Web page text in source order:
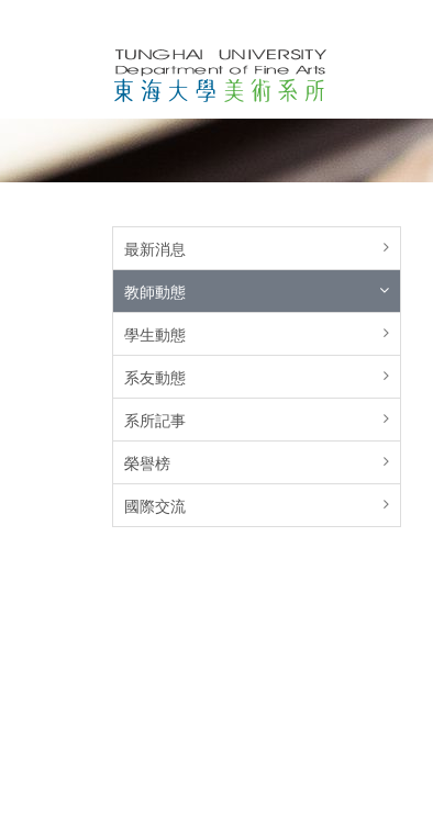
最新消息
教師動態
學生動態
系友動態
系所記事
榮譽榜
國際交流